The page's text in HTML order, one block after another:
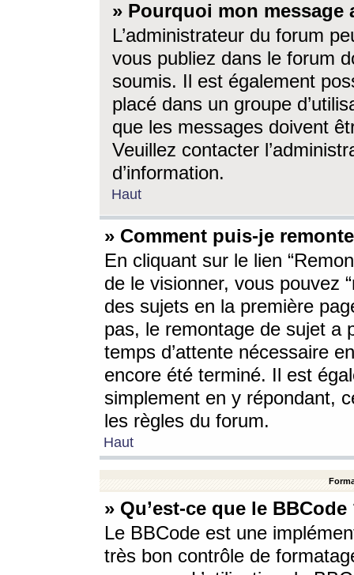
» Pourquoi mon message
L’administrateur du forum
vous publiez dans le forum
soumis. Il est également
placé dans un groupe
que les messages doivent
Veuillez contacter
d’information.
Haut
» Comment puis-je
En cliquant sur le lien
de le visionner, vous pouvez
des sujets en la première
pas, le remontage de sujet a
temps d’attente nécessaire
encore été terminé. Il est
simplement en y répondant,
les règles du forum.
Haut
» Qu’est-ce que le BBCode
Le BBCode est une
très bon contrôle de